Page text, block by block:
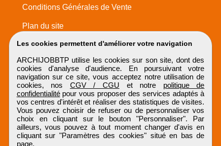
Les cookies permettent d'améliorer votre navigation
ARCHIJOBBTP utilise les cookies sur son site, dont des
cookies d'analyse d'audience. En poursuivant votre
navigation sur ce site, vous acceptez notre utilisation de
cookies, nos CGV / CGU et notre politique de
confidentialitépour vous proposer des services adaptés à
vos centres d'intérêt et réaliser des statistiques de visites.
Vous pouvez choisir de refuser ou de personnaliser vos
choix en cliquant sur le bouton "Personnaliser". Par
ailleurs, vous pouvez à tout moment changer d'avis en
cliquant sur "Paramètres des cookies" situé en bas de
page.
Conditions Générales de Vente
Plan du site